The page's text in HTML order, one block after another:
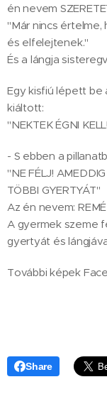
én nevem
"Már nincs
és elfelejtenek."
És a lángja
Egy kisfiú lépett be
kiáltott:
"NEKTEK ÉGNI
- S ebben a
"NE FÉLJ!
TÖBBI GYERTYÁT"
Az én nevem:
A gyermek szeme
gyertyát és
További képek
Share